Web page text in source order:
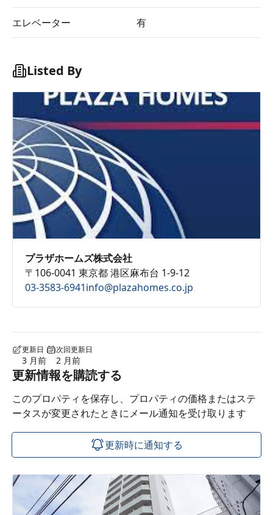
エレベーター 有
Listed By
プラザホームズ株式会社
〒106-0041 東京都 港区麻布台 1-9-12
03-3583-6941info@plazahomes.co.jp
更新日
3 月前
次回更新日
2 月前
更新情報を購読する
このプロパティを保存し、プロパティの価格またはステ
ータスが変更されたときにメール通知を受け取ります
更新時に通知する